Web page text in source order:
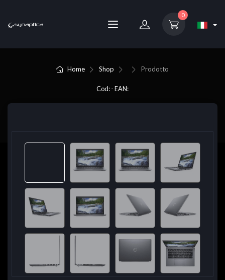
0
Home Shop Prodotto
Cod: - EAN: